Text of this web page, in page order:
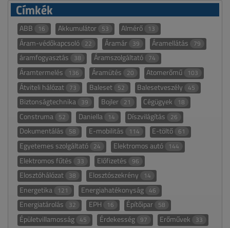
Címkék
ABB 16 Akkumulátor 53 Almérő 13
Áram-védőkapcsoló 22 Áramár 39 Áramellátás 79
áramfogyasztás 38 Áramszolgáltató 74
Áramtermelés 136 Áramütés 20 Atomerőmű 103
Átviteli hálózat 73 Baleset 52 Balesetveszély 45
Biztonságtechnika 39 Bojler 21 Cégügyek 18
Construma 52 Daniella 14 Díszvilágítás 26
Dokumentálás 58 E-mobilitás 114 E-töltő 61
Egyetemes szolgáltató 24 Elektromos autó 144
Elektromos fűtés 33 Előfizetés 96
Elosztóhálózat 38 Elosztószekrény 14
Energetika 121 Energiahatékonyság 46
Energiatárolás 32 EPH 16 Építőipar 58
Épületvillamosság 45 Érdekesség 97 Erőművek 33